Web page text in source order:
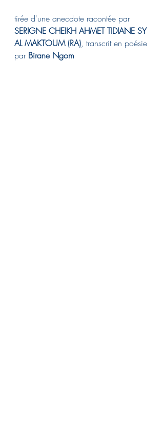
tirée d'une anecdote racontée par
SERIGNE CHEIKH AHMET TIDIANE SY
AL MAKTOUM (RA), transcrit en poésie
par Birane Ngom